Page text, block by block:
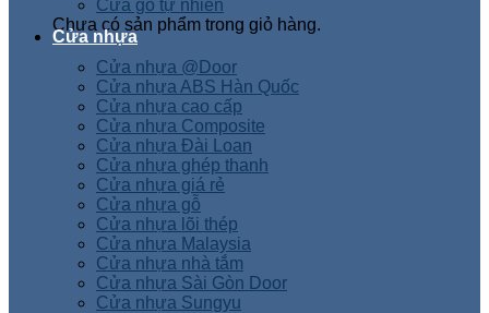
Chưa có sản phẩm trong giỏ hàng.
Cửa gỗ tự nhiên
Cửa nhựa
Cửa nhựa @Door
Cửa nhựa ABS Hàn Quốc
Cửa nhựa cao cấp
Cửa nhựa Composite
Cửa nhựa Đài Loan
Cửa nhựa ghép thanh
Cửa nhựa giá rẻ
Cửa nhựa gỗ
Cửa nhựa lõi thép
Cửa nhựa Malaysia
Cửa nhựa nhà tắm
Cửa nhựa Sài Gòn Door
Cửa nhựa Sungyu